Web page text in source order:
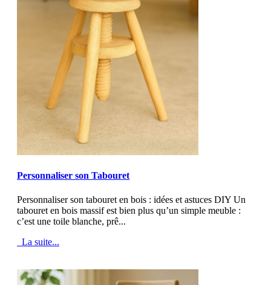
Personnaliser son Tabouret
Personnaliser son tabouret en bois : idées et astuces DIY Un
tabouret en bois massif est bien plus qu’un simple meuble :
c’est une toile blanche, prê...
La suite...